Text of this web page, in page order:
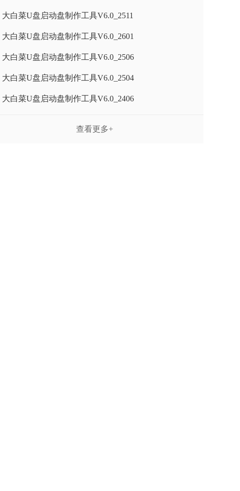
大白菜U盘启动盘制作工具V6.0_2511
大白菜U盘启动盘制作工具V6.0_2601
大白菜U盘启动盘制作工具V6.0_2506
大白菜U盘启动盘制作工具V6.0_2504
大白菜U盘启动盘制作工具V6.0_2406
查看更多+